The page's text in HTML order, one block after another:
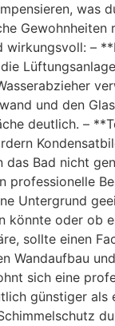
was
Gewohnheiten
wirkungsvoll: –
und den
deutlich. –
das Bad nicht
professionelle
Untergrund
könnte oder ob
sollte einen
Wandaufbau
sich eine
günstiger als